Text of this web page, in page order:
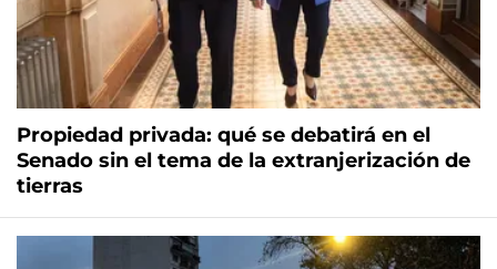
Propiedad privada: qué se debatirá en el
Senado sin el tema de la extranjerización de
tierras